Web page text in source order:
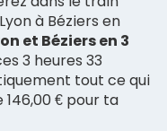
à Béziers en
et Béziers en 3
3 heures 33
tout ce qui
146,00 € pour ta